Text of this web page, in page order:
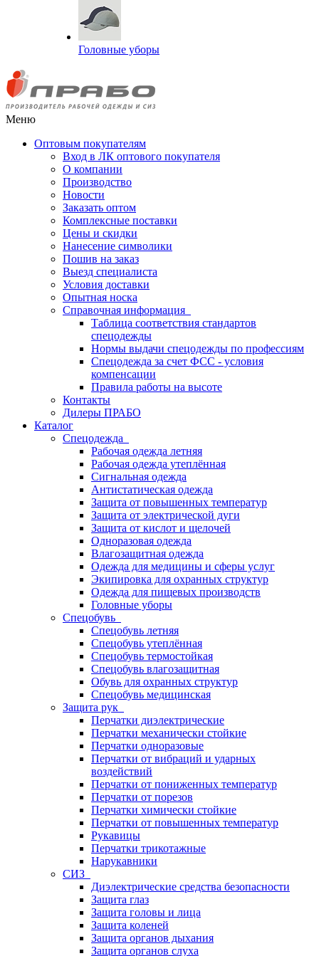
Головные уборы
Меню
Оптовым покупателям
Вход в ЛК оптового покупателя
О компании
Производство
Новости
Заказать оптом
Комплексные поставки
Цены и скидки
Нанесение символики
Пошив на заказ
Выезд специалиста
Условия доставки
Опытная носка
Справочная информация
Таблица соответствия стандартов
спецодежды
Нормы выдачи спецодежды по профессиям
Спецодежда за счет ФСС - условия
компенсации
Правила работы на высоте
Контакты
Дилеры ПРАБО
Каталог
Спецодежда
Рабочая одежда летняя
Рабочая одежда утеплённая
Сигнальная одежда
Антистатическая одежда
Защита от повышенных температур
Защита от электрической дуги
Защита от кислот и щелочей
Одноразовая одежда
Влагозащитная одежда
Одежда для медицины и сферы услуг
Экипировка для охранных структур
Одежда для пищевых производств
Головные уборы
Спецобувь
Спецобувь летняя
Спецобувь утеплённая
Спецобувь термостойкая
Спецобувь влагозащитная
Обувь для охранных структур
Спецобувь медицинская
Защита рук
Перчатки диэлектрические
Перчатки механически стойкие
Перчатки одноразовые
Перчатки от вибраций и ударных
воздействий
Перчатки от пониженных температур
Перчатки от порезов
Перчатки химически стойкие
Перчатки от повышенных температур
Рукавицы
Перчатки трикотажные
Нарукавники
СИЗ
Диэлектрические средства безопасности
Защита глаз
Защита головы и лица
Защита коленей
Защита органов дыхания
Защита органов слуха